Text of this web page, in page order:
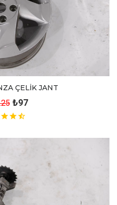
ÇELİK JANT
₺97